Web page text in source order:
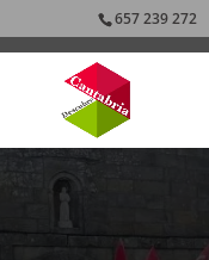
657 239 272